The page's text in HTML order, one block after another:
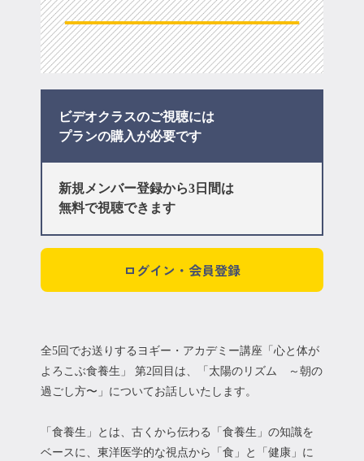
ビデオクラスのご視聴には
プランの購入が必要です
新規メンバー登録から3日間は
無料で視聴できます
ログイン・会員登録
全5回でお送りするヨギー・アカデミー講座「心と体が
よろこぶ食養生」 第2回目は、「太陽のリズム ～朝の
過ごし方〜」についてお話しいたします。
「食養生」とは、古くから伝わる「食養生」の知識を
ベースに、東洋医学的な視点から「食」と「健康」に